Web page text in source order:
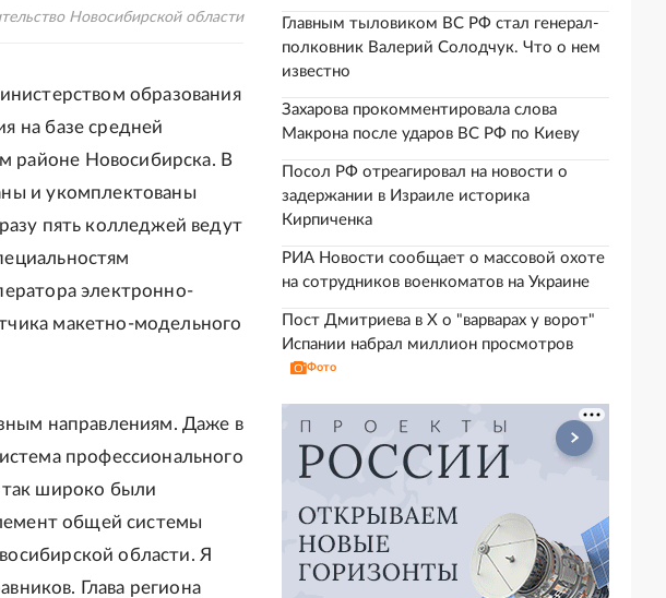
Новосибирской области
образования
на базе средней
Новосибирска. В
и укомплектованы
пять колледжей ведут
электронно-
макетно-модельного
направлениям. Даже в
профессионального
широко были
общей системы
области. Я
Глава региона
Главным тыловиком ВС РФ стал генерал-
полковник Валерий Солодчук. Что о нем
известно
Захарова прокомментировала слова
Макрона после ударов ВС РФ по Киеву
Посол РФ отреагировал на новости о
задержании в Израиле историка
Кирпиченка
РИА Новости сообщает о массовой охоте
на сотрудников военкоматов на Украине
Пост Дмитриева в X о "варварах у ворот"
Испании набрал миллион просмотров
Фото